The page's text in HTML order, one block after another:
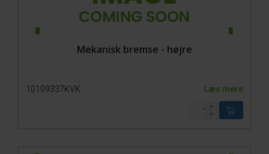
Mekanisk bremse - højre
10109337KVK Læs mere